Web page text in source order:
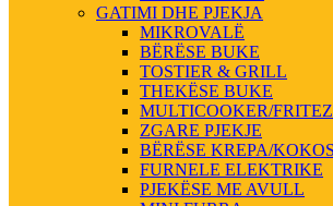
GATIMI DHE PJEKJA
MIKROVALË
BËRËSE BUKE
TOSTIER & GRILL
THEKËSE BUKE
MULTICOOKER/
ZGARE PJEKJE
BËRËSE KREPA/
FURNELE ELEKTRIKE
PJEKËSE ME AVULL